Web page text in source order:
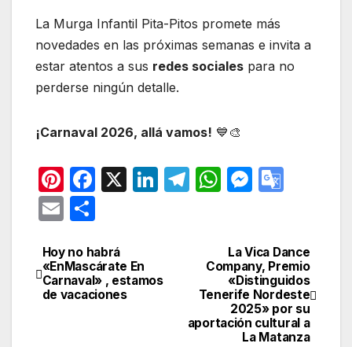
La Murga Infantil Pita-Pitos promete más
novedades en las próximas semanas e invita a
estar atentos a sus redes sociales para no
perderse ningún detalle.
¡Carnaval 2026, allá vamos! 💙🎨
Pi
nt
er
e
st
F
e
b
o
X
Li
dI
T
gr
m
W
s
A
p
p
M
s
e
n
g
gl
e
Tr
a
E
ail m
p
ar
Navegación
de
La Vica Dance
Company, Premio
«Distinguidos
Tenerife Nordeste
2025» por su
aportación cultural a
La Matanza
Hoy no habrá
«EnMascárate En
Carnaval» , estamos
de vacaciones